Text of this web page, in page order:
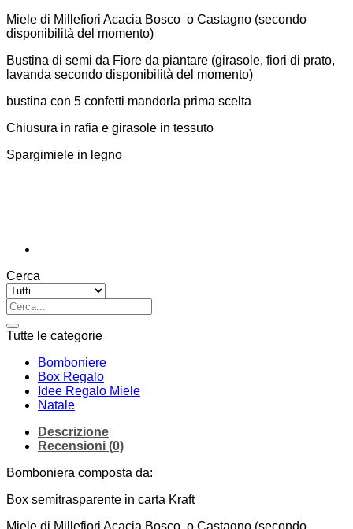
Miele di Millefiori Acacia Bosco o Castagno (secondo
disponibilità del momento)
Bustina di semi da Fiore da piantare (girasole, fiori di prato,
lavanda secondo disponibilità del momento)
bustina con 5 confetti mandorla prima scelta
Chiusura in rafia e girasole in tessuto
Spargimiele in legno
Cerca
Cerca:
Tutte le categorie
Bomboniere
Box Regalo
Idee Regalo Miele
Natale
Descrizione
Recensioni (0)
Bomboniera composta da:
Box semitrasparente in carta Kraft
Miele di Millefiori Acacia Bosco o Castagno (secondo